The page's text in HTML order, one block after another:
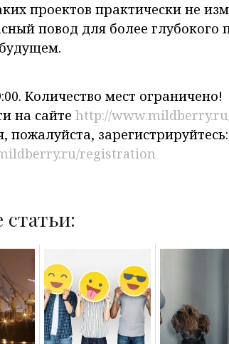
проектов практически не
повод для более глубокого
Количество мест ограничено!
на сайте http://
пожалуйста, зарегистрируйтесь:
registration